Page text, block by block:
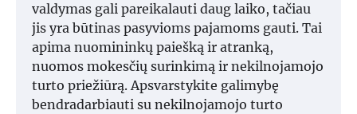
valdymas gali pareikalauti daug laiko, tačiau
jis yra būtinas pasyvioms pajamoms gauti. Tai
apima nuomininkų paiešką ir atranką,
nuomos mokesčių surinkimą ir nekilnojamojo
turto priežiūrą. Apsvarstykite galimybę
bendradarbiauti su nekilnojamojo turto